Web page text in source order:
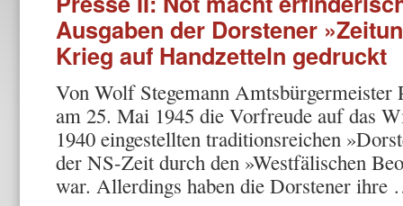
Ausgaben der Dorstener
Krieg auf Handzetteln gedruckt
Von Wolf Stegemann Amtsbürgermeister
am 25. Mai 1945 die Vorfreude auf das
1940 eingestellten traditionsreichen
der NS-Zeit durch den »Westfälischen
war. Allerdings ha­ben die Dorstener